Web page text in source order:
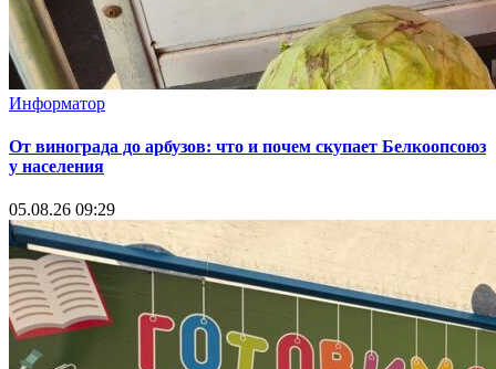
Информатор
От винограда до арбузов: что и почем скупает Белкоопсоюз
у населения
05.08.26 09:29